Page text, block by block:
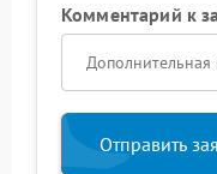
Комментарий к
Отправить